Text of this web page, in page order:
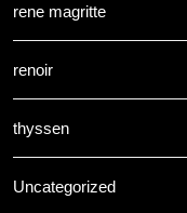
rene magritte
renoir
thyssen
Uncategorized